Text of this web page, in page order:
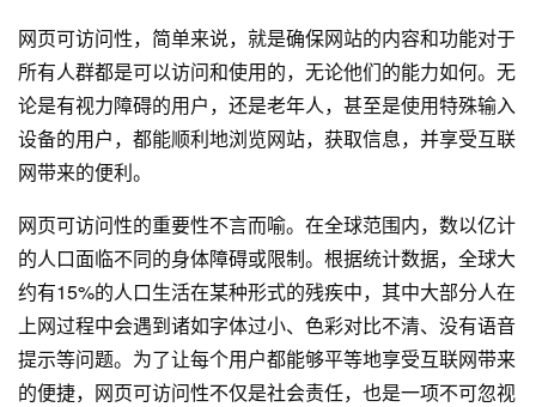
网页可访问性，简单来说，就是确保网站的内容和功能对于
所有人群都是可以访问和使用的，无论他们的能力如何。无
论是有视力障碍的用户，还是老年人，甚至是使用特殊输入
设备的用户，都能顺利地浏览网站，获取信息，并享受互联
网带来的便利。
网页可访问性的重要性不言而喻。在全球范围内，数以亿计
的人口面临不同的身体障碍或限制。根据统计数据，全球大
约有15%的人口生活在某种形式的残疾中，其中大部分人在
上网过程中会遇到诸如字体过小、色彩对比不清、没有语音
提示等问题。为了让每个用户都能够平等地享受互联网带来
的便捷，网页可访问性不仅是社会责任，也是一项不可忽视